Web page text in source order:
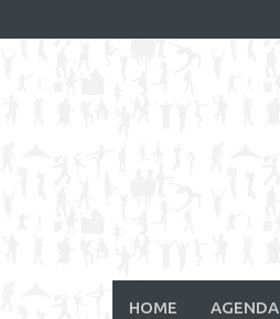
to
HOME AGENDA